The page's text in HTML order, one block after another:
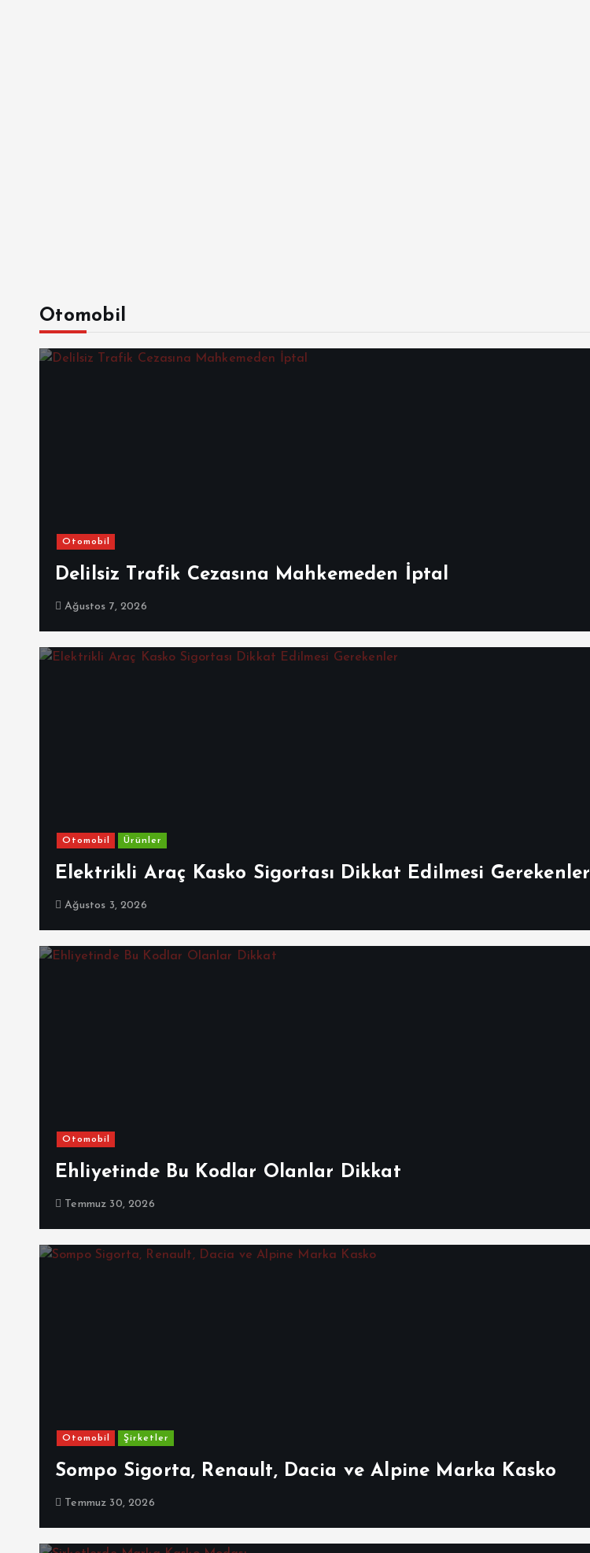
Otomobil
Otomobil
Delilsiz Trafik Cezasına Mahkemeden İptal
Ağustos 7, 2026
Otomobil Ürünler
Elektrikli Araç Kasko Sigortası Dikkat Edilmesi Gerekenler
Ağustos 3, 2026
Otomobil
Ehliyetinde Bu Kodlar Olanlar Dikkat
Temmuz 30, 2026
Otomobil Şirketler
Sompo Sigorta, Renault, Dacia ve Alpine Marka Kasko
Temmuz 30, 2026